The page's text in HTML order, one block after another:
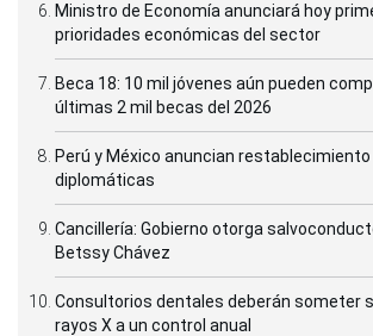
Ministro de Economía anunciará hoy
prioridades económicas del sector
Beca 18: 10 mil jóvenes aún pueden
últimas 2 mil becas del 2026
Perú y México anuncian
diplomáticas
Cancillería: Gobierno otorga
Betssy Chávez
Consultorios dentales deberán someter
rayos X a un control anual